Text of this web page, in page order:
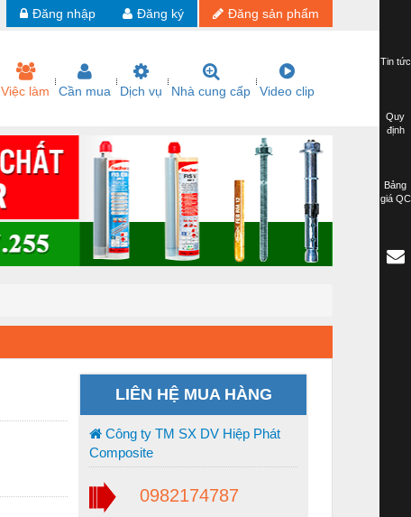
Đăng sản phẩm
Đăng ký
Đăng nhập
Việc làm Cần mua Dịch vụ Nhà cung cấp Video clip
LIÊN HỆ MUA HÀNG
Công ty TM SX DV Hiệp Phát
Composite
0982174787
Tin tức
Quy
định
Bảng
giá QC